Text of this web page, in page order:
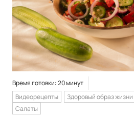
Время готовки: 20 минут
Видеорецепты
Здоровый образ жизни
Салаты